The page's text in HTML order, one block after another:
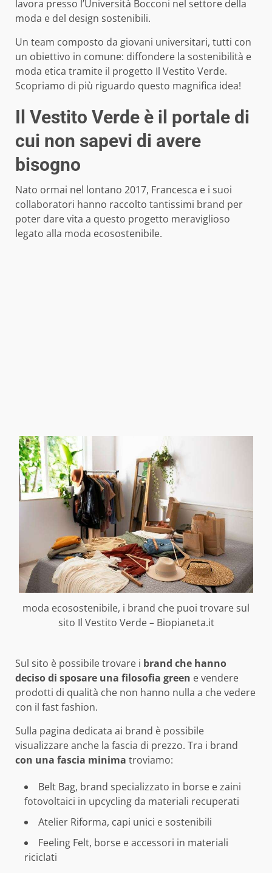
lavora presso l’Università Bocconi nel settore della
moda e del design sostenibili.
Un team composto da giovani universitari, tutti con
un obiettivo in comune: diffondere la sostenibilità e
moda etica tramite il progetto Il Vestito Verde.
Scopriamo di più riguardo questo magnifica idea!
Il Vestito Verde è il portale di
cui non sapevi di avere
bisogno
Nato ormai nel lontano 2017, Francesca e i suoi
collaboratori hanno raccolto tantissimi brand per
poter dare vita a questo progetto meraviglioso
legato alla moda ecosostenibile.
moda ecosostenibile, i brand che puoi trovare sul
sito Il Vestito Verde – Biopianeta.it
Sul sito è possibile trovare i brand che hanno
deciso di sposare una filosofia green e vendere
prodotti di qualità che non hanno nulla a che vedere
con il fast fashion.
Sulla pagina dedicata ai brand è possibile
visualizzare anche la fascia di prezzo. Tra i brand
con una fascia minima troviamo:
Belt Bag, brand specializzato in borse e zaini
fotovoltaici in upcycling da materiali recuperati
Atelier Riforma, capi unici e sostenibili
Feeling Felt, borse e accessori in materiali
riciclati